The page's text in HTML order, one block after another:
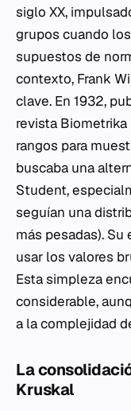
siglo XX,
grupos cuando
supuestos de
contexto, Frank
clave. En 1932,
revista Biometrika
rangos para
buscaba una
Student,
seguían una
más pesadas).
usar los valores
Esta simpleza
considerable,
a la complejidad
La
Kruskal